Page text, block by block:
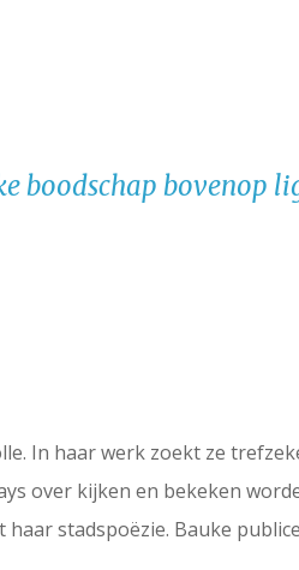
boodschap bovenop
In haar werk zoekt ze
over kijken en bekeken
haar stadspoëzie. Bauke